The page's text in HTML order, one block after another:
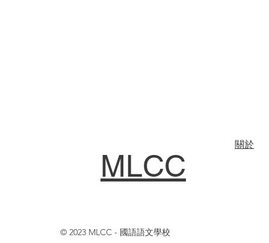
關於
© 2023 MLCC - 國語語文學校
MLCC